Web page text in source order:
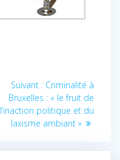
Suivant : Article
suivant
:
Criminalité à
Bruxelles : « le fruit de
l’inaction politique et du
laxisme ambiant »